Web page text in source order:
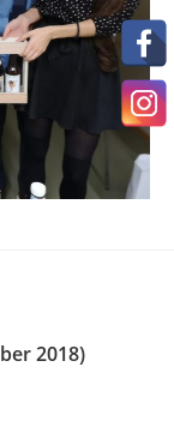
2018)